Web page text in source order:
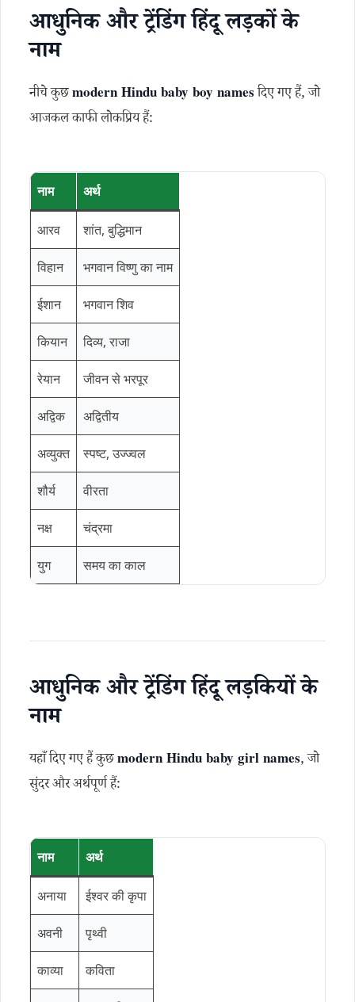
आधुनिक और ट्रेंडिंग हिंदू लड़कों के
नाम
नीचे कुछmodern Hindu baby boy namesदिए गए हैं, जो
आजकल काफी लोकप्रिय हैं:
नाम अर्थ
आरव शांत, बुद्धिमान
विहान भगवान विष्णु का नाम
ईशान भगवान शिव
कियान दिव्य, राजा
रेयान जीवन से भरपूर
अद्विक अद्वितीय
अव्युक्त स्पष्ट, उज्ज्वल
शौर्य वीरता
नक्ष चंद्रमा
युग समय का काल
आधुनिक और ट्रेंडिंग हिंदू लड़कियों के
नाम
यहाँ दिए गए हैं कुछmodern Hindu baby girl names, जो
सुंदर और अर्थपूर्ण हैं:
नाम अर्थ
अनाया ईश्वर की कृपा
अवनी पृथ्वी
काव्या कविता